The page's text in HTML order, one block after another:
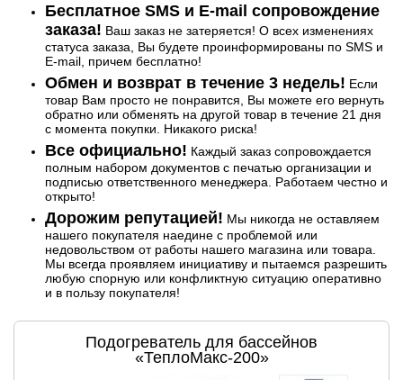
Бесплатное SMS и E-mail сопровождение
заказа! Ваш заказ не затеряется! О всех изменениях
статуса заказа, Вы будете проинформированы по SMS и
E-mail, причем бесплатно!
Обмен и возврат в течение 3 недель! Если
товар Вам просто не понравится, Вы можете его вернуть
обратно или обменять на другой товар в течение 21 дня
с момента покупки. Никакого риска!
Все официально! Каждый заказ сопровождается
полным набором документов с печатью организации и
подписью ответственного менеджера. Работаем честно и
открыто!
Дорожим репутацией! Мы никогда не оставляем
нашего покупателя наедине с проблемой или
недовольством от работы нашего магазина или товара.
Мы всегда проявляем инициативу и пытаемся разрешить
любую спорную или конфликтную ситуацию оперативно
и в пользу покупателя!
Подогреватель для бассейнов
«ТеплоМакс-200»